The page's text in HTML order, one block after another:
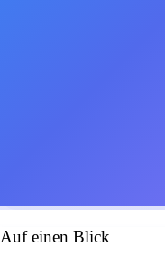
Auf einen Blick